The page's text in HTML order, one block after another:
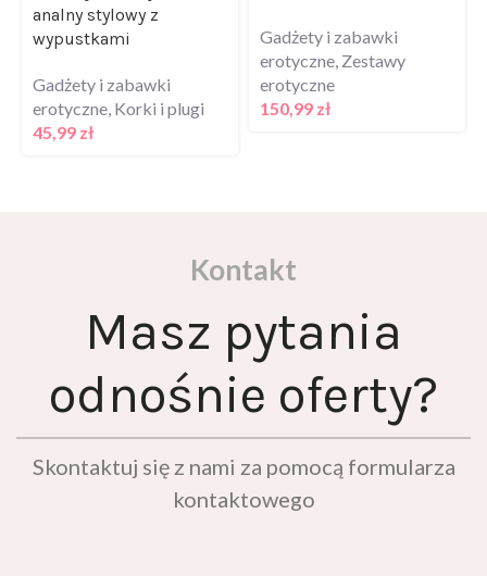
analny stylowy z
wypustkami
Gadżety i zabawki
erotyczne Korki i plugi
45,99 zł
Gadżety i zabawki
erotyczne Zestawy
erotyczne
150,99 zł
Kontakt
Masz pytania
odnośnie oferty?
Skontaktuj się z nami za pomocą formularza
kontaktowego